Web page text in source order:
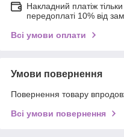
Накладний платіж
передоплаті 10% від
Всі умови оплати
Умови повернення
Повернення товару
Всі умови повернення